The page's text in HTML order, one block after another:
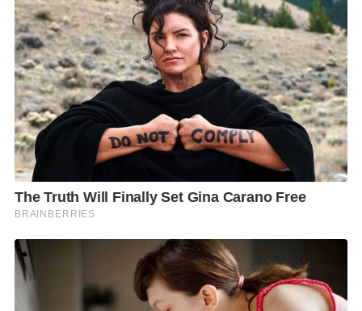
ไม่ได้มีการจัดส่งวัตถุมงคลตามที่ตกลงกัน
จากการสืบสวนสอบสวนพบว่ามีผู้เสียหายถูกหลอกลวง
จำนวน 67 ราย มูลค่าความเสียหายรวมมากกว่า 100 ล้าน
บาท ต่อมาศาลอาญาได้ออกหมายจับนายธนวันต์ฯ จาก
นั้นเจ้าหน้าที่ตำรวจได้สืบสวนทราบว่า นายธนวันต์ฯ ได้
กลับมาหลบซ่อนตัวอยู่ที่บ้านพัก ซึ่งเป็นที่ตั้งสำนักงาน
ของบริษัท ตี่ลี่ ฮวงจุ้ย จำกัด จึงได้นำกำลังเข้าทำการตรวจ
สอบ เจ้าหน้าที่ชุดจับกุมได้พบตัว นายธนวันต์ฯ เดินออก
มาจากสำนักงานของบริษัทฯ ดังกล่าว จึงเข้าไปแสดงตัว
และทำการจับกุม จากนั้นนำตัวนายธนวันต์ฯ ส่งพนักงาน
สอบสวนเพื่อดำเนินคดีตามกฎหมายต่อไป
ผลการปฏิบัติภายใต้การอำนวยการของ พล.ต.ท.จิรภพ